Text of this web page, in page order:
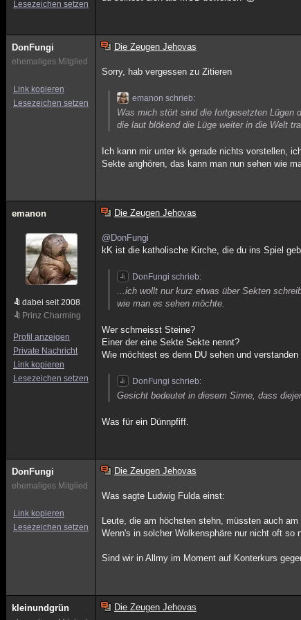
Lesezeichen setzen
DonFungi
ehemaliges Mitglied
Link kopieren
Lesezeichen setzen
Die Zeugen Jehovas
Sorry, hab vergessen zu Zitieren
emanon schrieb:
Was mich stört sind die fortgesetzten Lügen
die laut blökend die Lüge weiter in die Welt
Ich kann mir unter kk gerade nichts vorstellen,
Sekte anghören, das kann man nun sehen wie
emanon
dabei seit 2008
Prinz Charming
Profil anzeigen
Private Nachricht
Link kopieren
Lesezeichen setzen
Die Zeugen Jehovas
@DonFungi
kK ist die katholische Kirche, die du ins Spiel
DonFungi schrieb:
...ich wollt nur kurz etwas über Sekten
wie man es sehen möchte.
Wer schmeisst Steine?
Einer der eine Sekte Sekte nennt?
Wie möchtest es denn DU sehen und verstanden
DonFungi schrieb:
Gesicht bedeutet in diesem Sinne, dass
Was für ein Dünnpfiff.
DonFungi
ehemaliges Mitglied
Link kopieren
Lesezeichen setzen
Die Zeugen Jehovas
Was sagte Ludwig Fulda einst:
Leute, die am höchsten stehn, müssten auch am
Wenn's in solcher Wolkensphäre nur nicht oft so
Sind wir in Allmy im Moment auf Konterkurs
kleinundgrün Die Zeugen Jehovas